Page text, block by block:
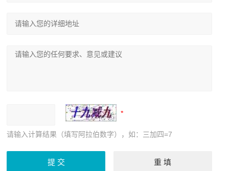
请输入计算结果（填写阿拉伯数字），如：三加四=7